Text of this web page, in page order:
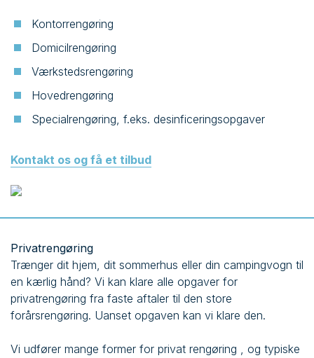
Kontorrengøring
Domicilrengøring
Værkstedsrengøring
Hovedrengøring
Specialrengøring, f.eks. desinficeringsopgaver
Kontakt os og få et tilbud
Privatrengøring
Trænger dit hjem, dit sommerhus eller din campingvogn til
en kærlig hånd? Vi kan klare alle opgaver for
privatrengøring fra faste aftaler til den store
forårsrengøring. Uanset opgaven kan vi klare den.
Vi udfører mange former for privat rengøring , og typiske